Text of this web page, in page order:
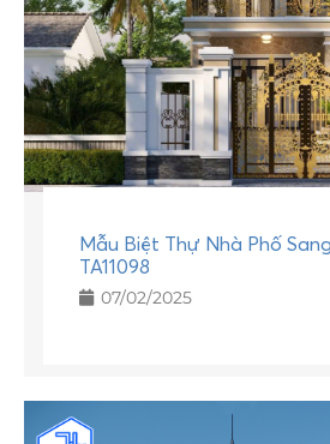
Mẫu Biệt Thự Nhà Phố
TA11098
07/02/2025